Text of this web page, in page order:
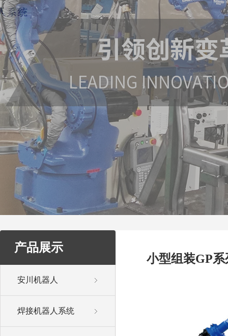
产品展示
安川机器人
焊接机器人系统
小型组装GP系